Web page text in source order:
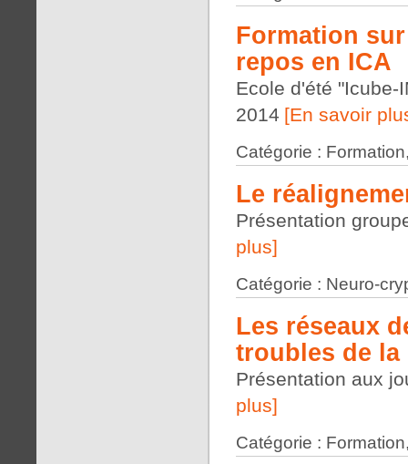
Formation
repos en ICA
Ecole d'été "Icube-
2014 [En savoir
Catégorie :
Le
Présentation
plus]
Catégorie : Neuro-
Les réseaux
troubles de la
Présentation aux
plus]
Catégorie :